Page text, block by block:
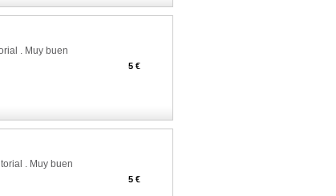
. Muy buen
5 €
. Muy buen
5 €